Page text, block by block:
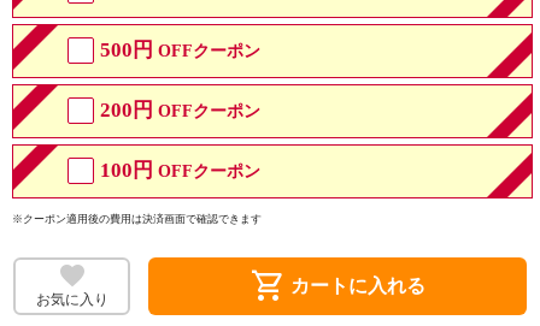
500円 OFFクーポン
200円 OFFクーポン
100円 OFFクーポン
※クーポン適用後の費用は決済画面で確認できます
お気に入り shopping_cart カートに入れる